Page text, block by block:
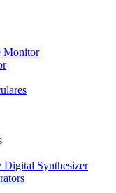
Monitor
Digital Synthesizer